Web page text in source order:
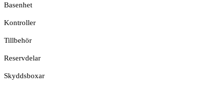
Basenhet
Kontroller
Tillbehör
Reservdelar
Skyddsboxar